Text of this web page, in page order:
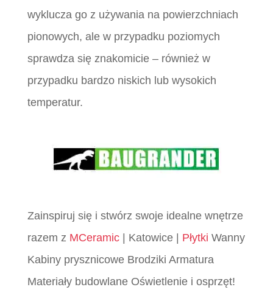
wyklucza go z używania na powierzchniach
pionowych, ale w przypadku poziomych
sprawdza się znakomicie – również w
przypadku bardzo niskich lub wysokich
temperatur.
Zainspiruj się i stwórz swoje idealne wnętrze
razem z MCeramic| Katowice | Płytki Wanny
Kabiny prysznicowe Brodziki Armatura
Materiały budowlane Oświetlenie i osprzęt!